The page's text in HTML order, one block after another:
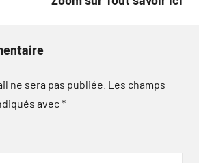
ne sera pas publiée. Les champs
avec*